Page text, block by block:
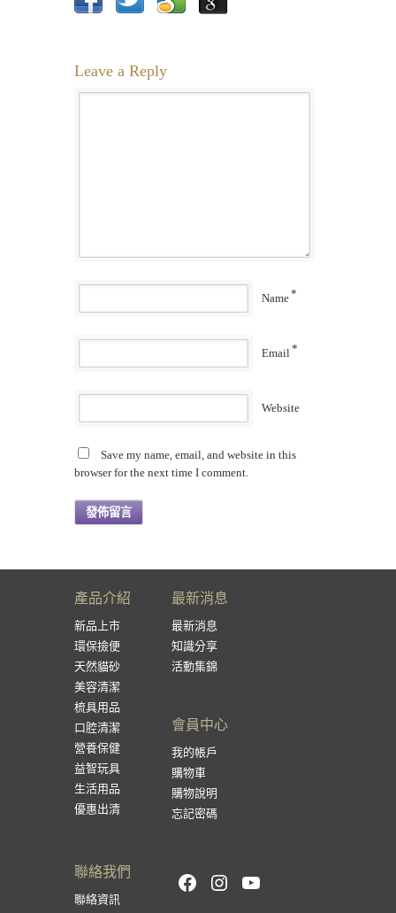
Leave a Reply
Name*
Email *
Website
Save my name, email, and website in this
browser for the next time I comment.
產品介紹
新品上市
環保撿便
天然貓砂
美容清潔
梳具用品
口腔清潔
營養保健
益智玩具
生活用品
優惠出清
最新消息
最新消息
知識分享
活動集錦
會員中心
我的帳戶
購物車
購物說明
忘記密碼
聯絡我們
聯絡資訊
Facebook
Instagram
YouTube